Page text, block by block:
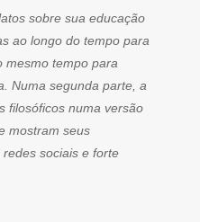
sobre sua educação
ao longo do tempo para
mesmo tempo para
Numa segunda parte, a
filosóficos numa versão
mostram seus
sociais e forte